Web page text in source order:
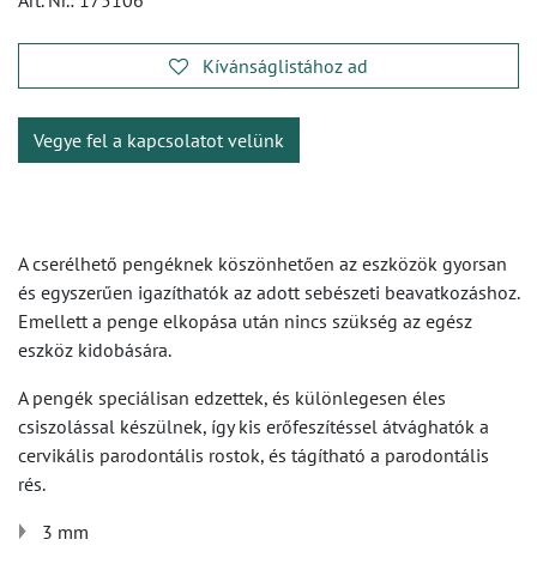
Kívánságlistához ad
Vegye fel a kapcsolatot velünk
A cserélhető pengéknek köszönhetően az eszközök gyorsan
és egyszerűen igazíthatók az adott sebészeti beavatkozáshoz.
Emellett a penge elkopása után nincs szükség az egész
eszköz kidobására.
A pengék speciálisan edzettek, és különlegesen éles
csiszolással készülnek, így kis erőfeszítéssel átvághatók a
cervikális parodontális rostok, és tágítható a parodontális
rés.
3 mm